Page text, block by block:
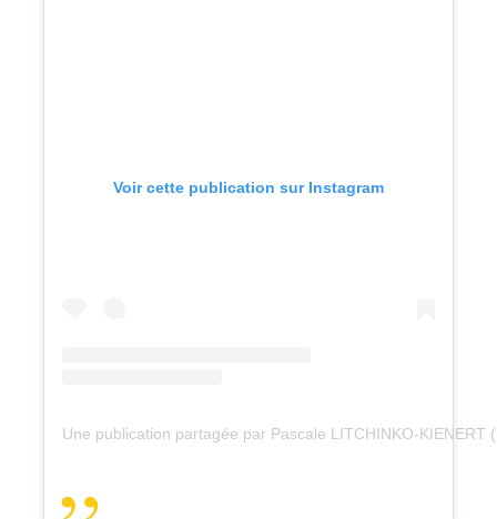
Voir cette publication sur Instagram
Une publication partagée par Pascale LITCHINKO-KIENERT